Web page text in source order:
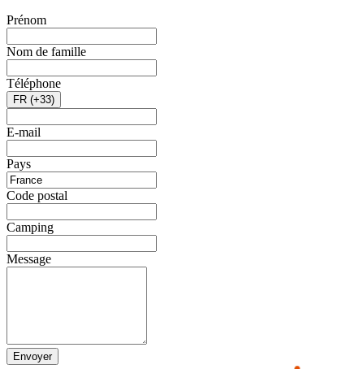
Prénom
Nom de famille
Téléphone
FR (+33)
E-mail
Pays
Code postal
Camping
Message
Envoyer